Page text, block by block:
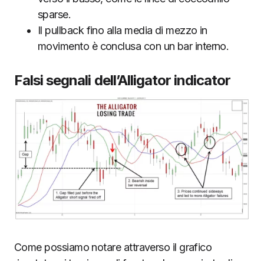
sparse.
Il pullback fino alla media di mezzo in
movimento è conclusa con un bar interno.
Falsi segnali dell’Alligator indicator
Come possiamo notare attraverso il grafico